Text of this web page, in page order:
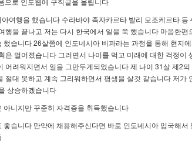
여행을 했습니다 수라바야 족자카르타 발리 모조케르타 등
행을 끝나고 저는 다시 한국에서 일을 쭉 했습니다 마음한편
습니다 26살쯤에 인도네시아 비파라는 과정을 통해 현지
은 멀어졌습니다 그러면서 나이를 먹고 미래에 대한 걱정이
어려워지면서 일을 그만두게되었습니다 제 나이 31살 제2의
대 못하고 계속 그리워하면서 평생을 살것 같습니다 저가
상승하겠습니다
니지만 꾸준히 자격증을 취득했습니다
습니다 만약에 채용해주신다면 바로 인도네시아 입국해서